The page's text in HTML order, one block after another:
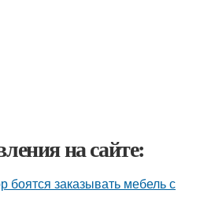
на сайте:
боятся заказывать мебель с